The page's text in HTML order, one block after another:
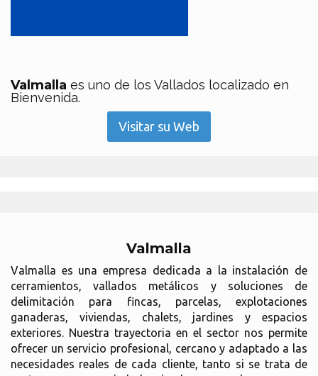
Valmalla es uno de los Vallados localizado en
Bienvenida.
Visitar su Web
Valmalla
Valmalla es una empresa dedicada a la instalación de
cerramientos, vallados metálicos y soluciones de
delimitación para fincas, parcelas, explotaciones
ganaderas, viviendas, chalets, jardines y espacios
exteriores. Nuestra trayectoria en el sector nos permite
ofrecer un servicio profesional, cercano y adaptado a las
necesidades reales de cada cliente, tanto si se trata de